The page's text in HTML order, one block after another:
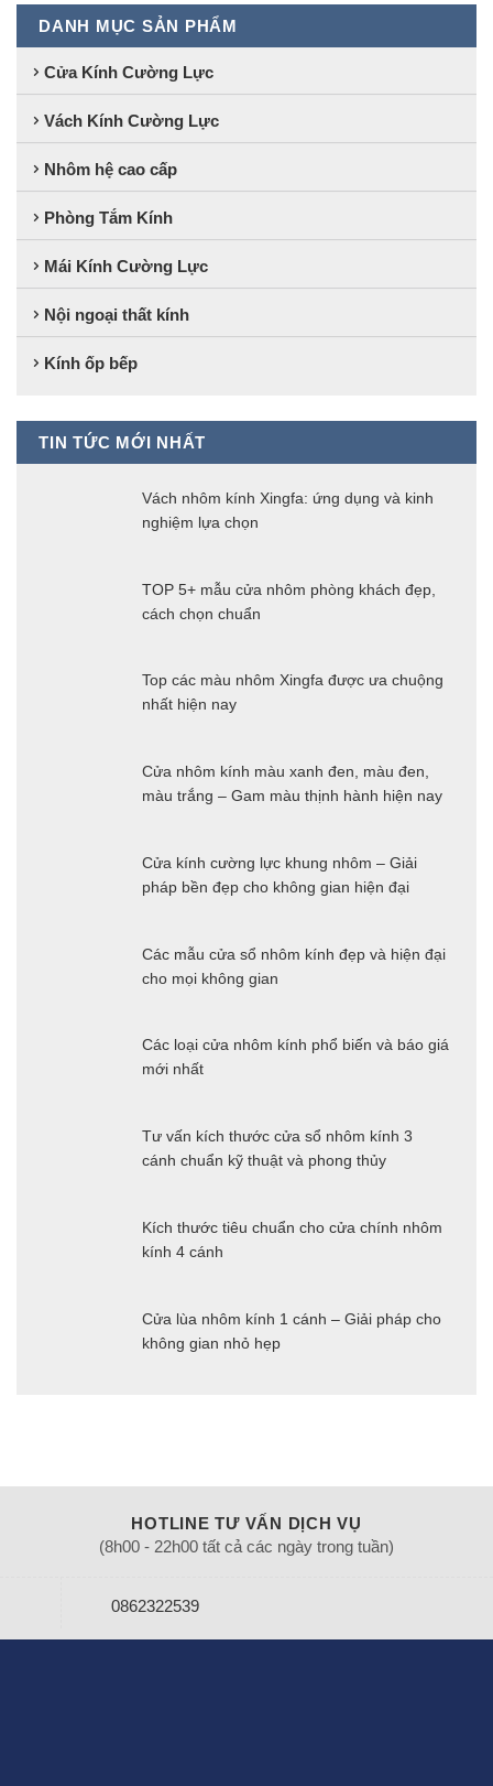
DANH MỤC SẢN PHẨM
Cửa Kính Cường Lực
Vách Kính Cường Lực
Nhôm hệ cao cấp
Phòng Tắm Kính
Mái Kính Cường Lực
Nội ngoại thất kính
Kính ốp bếp
TIN TỨC MỚI NHẤT
Vách nhôm kính Xingfa: ứng dụng và kinh
nghiệm lựa chọn
TOP 5+ mẫu cửa nhôm phòng khách đẹp,
cách chọn chuẩn
Top các màu nhôm Xingfa được ưa chuộng
nhất hiện nay
Cửa nhôm kính màu xanh đen, màu đen,
màu trắng – Gam màu thịnh hành hiện nay
Cửa kính cường lực khung nhôm – Giải
pháp bền đẹp cho không gian hiện đại
Các mẫu cửa sổ nhôm kính đẹp và hiện đại
cho mọi không gian
Các loại cửa nhôm kính phổ biến và báo giá
mới nhất
Tư vấn kích thước cửa sổ nhôm kính 3
cánh chuẩn kỹ thuật và phong thủy
Kích thước tiêu chuẩn cho cửa chính nhôm
kính 4 cánh
Cửa lùa nhôm kính 1 cánh – Giải pháp cho
không gian nhỏ hẹp
HOTLINE TƯ VẤN DỊCH VỤ
(8h00 - 22h00 tất cả các ngày trong tuần)
0862322539